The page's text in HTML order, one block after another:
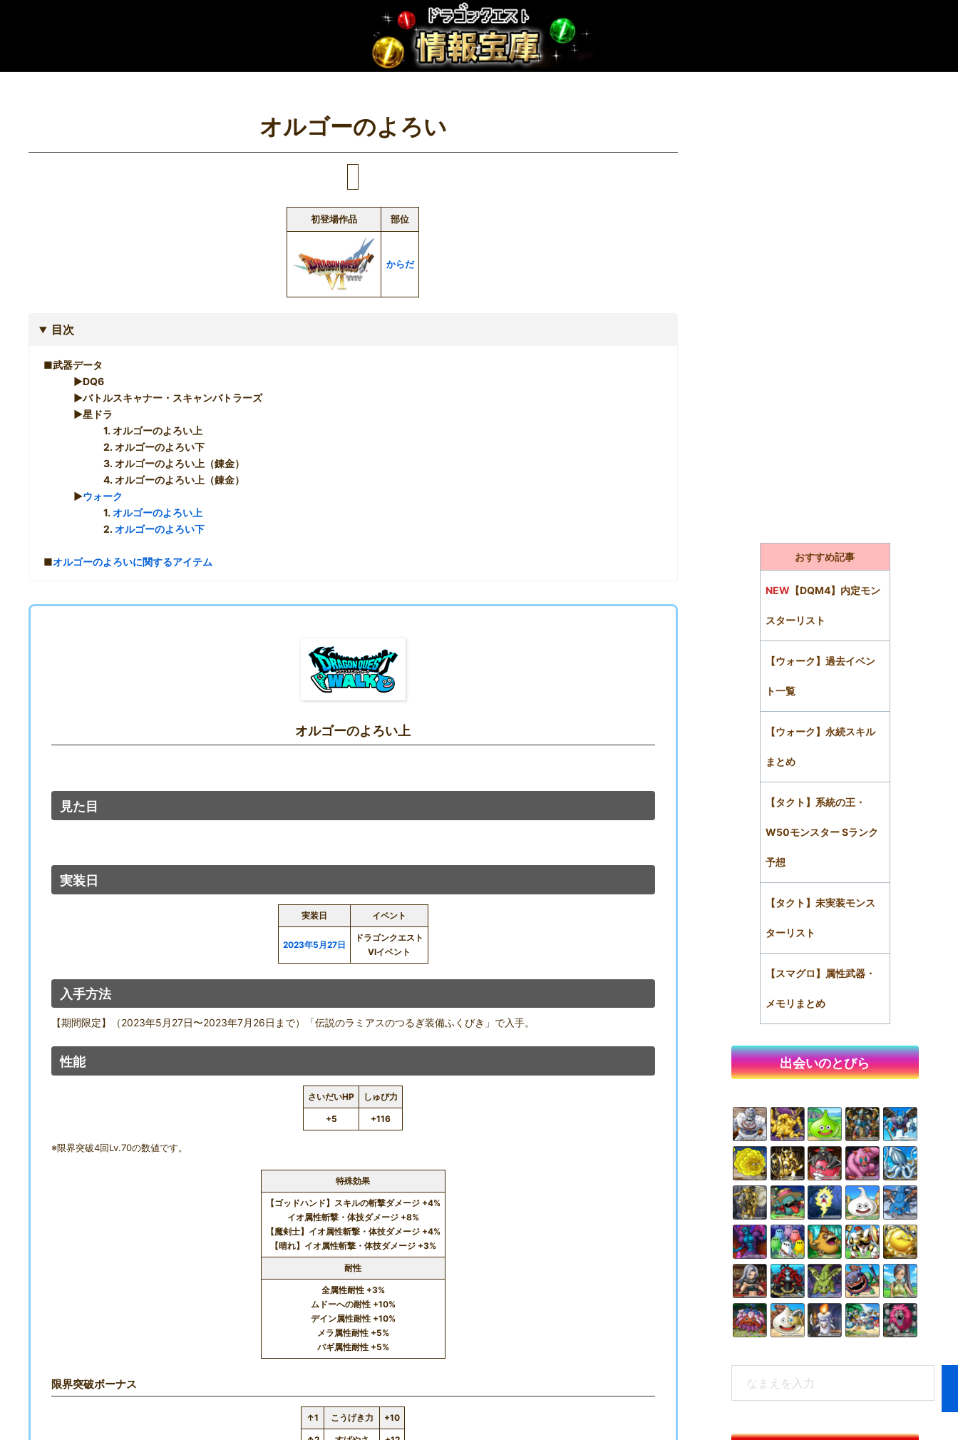
オルゴーのよろい
初登場作品 部位
からだ
目次
■武器データ
▶︎DQ6
▶︎バトルスキャナー・スキャンバトラーズ
▶︎星ドラ
1. オルゴーのよろい上
2. オルゴーのよろい下
3. オルゴーのよろい上（錬金）
4. オルゴーのよろい上（錬金）
▶︎ウォーク
1.オルゴーのよろい上
2.オルゴーのよろい下
■オルゴーのよろいに関するアイテム
オルゴーのよろい上
見た目
実装日
実装日 イベント
2023年5月27日
ドラゴンクエスト
VIイベント
入手方法
【期間限定】（2023年5月27日〜2023年7月26日まで）「伝説のラミアスのつるぎ装備ふくびき」で入手。
性能
さいだいHP しゅび力
+5 +116
※限界突破4回Lv.70の数値です。
特殊効果
【ゴッドハンド】スキルの斬撃ダメージ +4%
イオ属性斬撃・体技ダメージ +8%
【魔剣士】イオ属性斬撃・体技ダメージ +4%
【晴れ】イオ属性斬撃・体技ダメージ +3%
耐性
全属性耐性 +3%
ムドーへの耐性 +10%
デイン属性耐性 +10%
メラ属性耐性 +5%
バギ属性耐性 +5%
限界突破ボーナス
↑1 こうげき力 +10
おすすめ記事
NEW 【DQM4】内定モン
スターリスト
【ウォーク】過去イベン
ト一覧
【ウォーク】永続スキル
まとめ
【タクト】系統の王・
W50モンスター Sランク
予想
【タクト】未実装モンス
ターリスト
【スマグロ】属性武器・
メモリまとめ
出会いのとびら